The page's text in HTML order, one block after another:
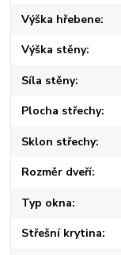
Výška hřebene
Výška stěny
Síla stěny
Plocha střechy
Sklon střechy
Rozměr dveří
Typ okna
Střešní krytina